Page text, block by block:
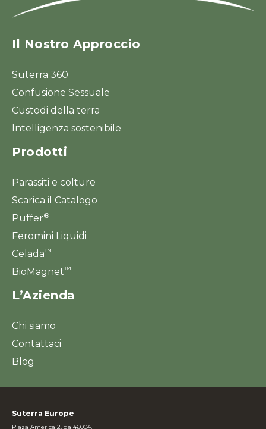
Il Nostro Approccio
Suterra 360
Confusione Sessuale
Custodi della terra
Intelligenza sostenibile
Prodotti
Parassiti e colture
Scarica il Catalogo
Puffer®
Feromini Liquidi
Celada™
BioMagnet™
L’Azienda
Chi siamo
Contattaci
Blog
Suterra Europe
Plaza America 2, ga 46004,